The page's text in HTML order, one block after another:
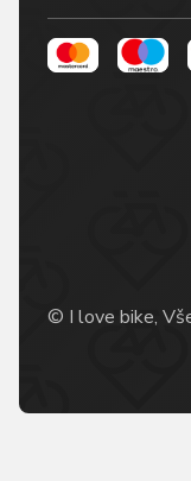
© I love bike,